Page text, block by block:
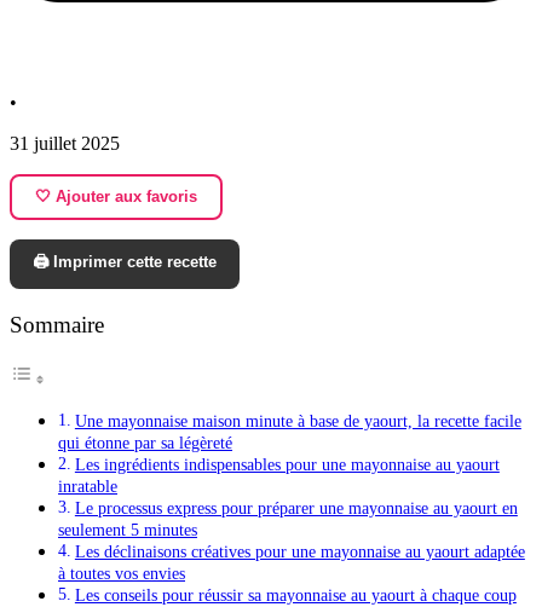
•
31 juillet 2025
🤍 Ajouter aux favoris
🖨️ Imprimer cette recette
Sommaire
Une mayonnaise maison minute à base de yaourt, la recette facile
qui étonne par sa légèreté
Les ingrédients indispensables pour une mayonnaise au yaourt
inratable
Le processus express pour préparer une mayonnaise au yaourt en
seulement 5 minutes
Les déclinaisons créatives pour une mayonnaise au yaourt adaptée
à toutes vos envies
Les conseils pour réussir sa mayonnaise au yaourt à chaque coup